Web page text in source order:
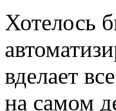
Хотелось
вделает
на самом